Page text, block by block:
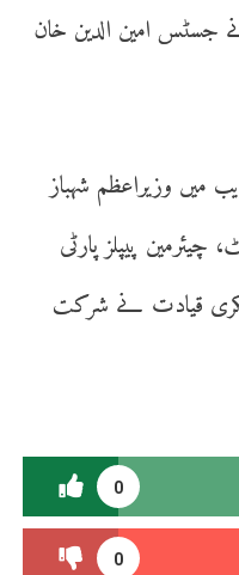
امین الدین خان
میں وزیراعظم شہباز
چیئرمین پیپلز پارٹی
قیادت نے شرکت
0
0